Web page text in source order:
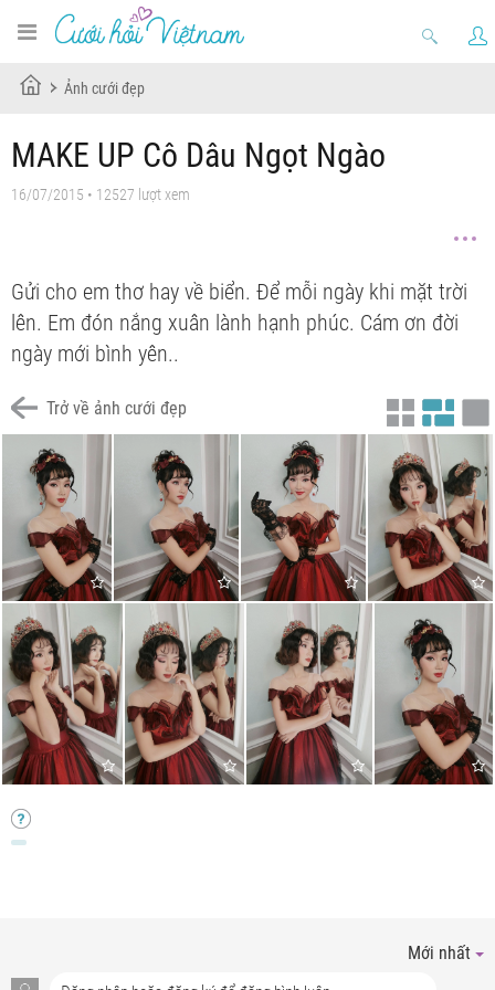
Ảnh cưới đẹp
MAKE UP Cô Dâu Ngọt Ngào
16/07/2015 • 12527 lượt xem
Gửi cho em thơ hay về biển. Để mỗi ngày khi mặt trời
lên. Em đón nắng xuân lành hạnh phúc. Cám ơn đời
ngày mới bình yên..
Trở về ảnh cưới đẹp
Mới nhất